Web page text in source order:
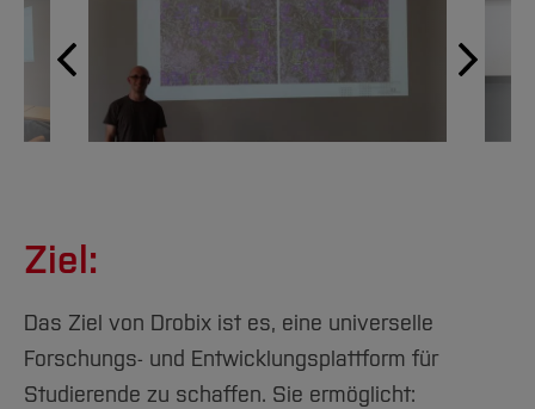
Ziel:
Das Ziel von Drobix ist es, eine universelle
Forschungs- und Entwicklungsplattform für
Studierende zu schaffen. Sie ermöglicht: